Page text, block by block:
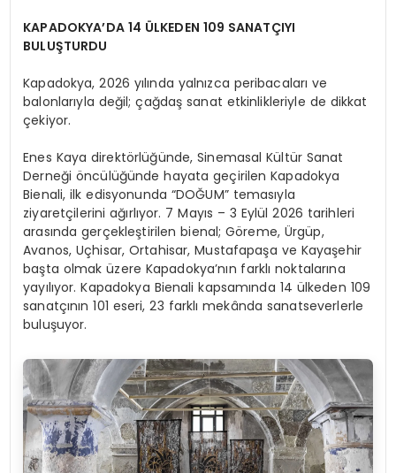
KAPADOKYA’DA 14 ÜLKEDEN 109 SANATÇIYI
BULUŞTURDU
Kapadokya, 2026 yılında yalnızca peribacaları ve
balonlarıyla değil; çağdaş sanat etkinlikleriyle de dikkat
çekiyor.
Enes Kaya direktörlüğünde, Sinemasal Kültür Sanat
Derneği öncülüğünde hayata geçirilen Kapadokya
Bienali, ilk edisyonunda “DOĞUM” temasıyla
ziyaretçilerini ağırlıyor. 7 Mayıs – 3 Eylül 2026 tarihleri
arasında gerçekleştirilen bienal; Göreme, Ürgüp,
Avanos, Uçhisar, Ortahisar, Mustafapaşa ve Kayaşehir
başta olmak üzere Kapadokya’nın farklı noktalarına
yayılıyor. Kapadokya Bienali kapsamında 14 ülkeden 109
sanatçının 101 eseri, 23 farklı mekânda sanatseverlerle
buluşuyor.